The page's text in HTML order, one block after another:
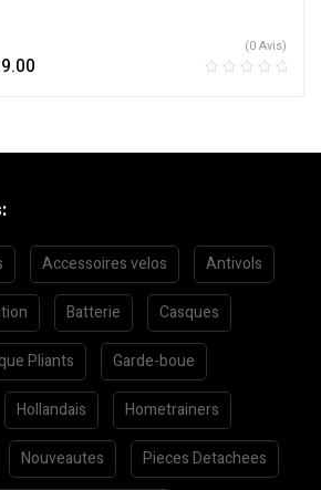
(0 Avis)
Accessoires velos Antivols
Batterie Casques
Pliants Garde-boue
Hollandais Hometrainers
Nouveautes Pieces Detachees